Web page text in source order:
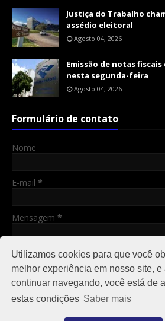
Utilizamos cookies para que você
melhor experiência em nosso site, e
continuar navegando, você está de
estas condições Saber mais
Justiça do Trabalho
assédio eleitoral
Agosto 04, 2026
Emissão de notas fiscais
nesta segunda-feira
Agosto 04, 2026
Formulário de contato
Nome
E-mail *
Mensagem *